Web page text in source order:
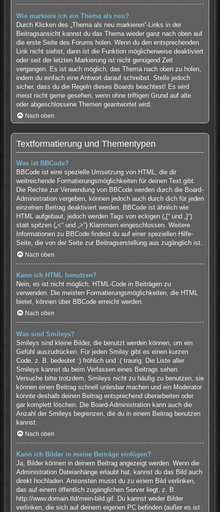
Wie markiere ich ein Thema als neu?
Durch Klicken des „Thema als neu markieren“-Links in der
Beitragsansicht kannst du das Thema wieder ganz nach oben auf
die erste Seite des Forums holen. Wenn du den entsprechenden
Link nicht siehst, dann ist die Funktion möglicherweise deaktiviert
oder seit der letzten Markierung ist nicht genügend Zeit
vergangen. Es ist auch möglich, das Thema nach oben zu holen,
indem du einfach eine Antwort darauf schreibst. Stelle jedoch
sicher, dass du die Regeln dieses Boards beachtest! Es wird
meist nicht gerne gesehen, wenn ohne triftigen Grund auf alte
oder abgeschlossene Themen geantwortet wird.
Nach oben
Textformatierung und Thementypen
Was ist BBCode?
BBCode ist eine spezielle Umsetzung von HTML, die dir
weitreichende Formatierungsmöglichkeiten für deinen Text gibt.
Die Rechte zur Verwendung von BBCode werden durch die Board-
Administration vergeben, können jedoch auch durch dich für jeden
einzelnen Beitrag deaktiviert werden. BBCode ist ähnlich wie
HTML aufgebaut, jedoch werden Tags von eckigen („[“ und „]“)
statt spitzen („<“ und „>“) Klammern eingeschlossen. Weitere
Informationen zu BBCode findest du auf einer speziellen Hilfe-
Seite, die von der Seite zur Beitragserstellung aus zugänglich ist.
Nach oben
Kann ich HTML benutzen?
Nein, es ist nicht möglich, HTML-Code in Beiträgen zu
verwenden. Die meisten Formatierungsmöglichkeiten, die HTML
bietet, können über BBCode erreicht werden.
Nach oben
Was sind Smileys?
Smileys sind kleine Bilder, die benutzt werden können, um ein
Gefühl auszudrücken. Für jeden Smiley gibt es einen kurzen
Code, z. B. bedeutet :) fröhlich und :( traurig. Die Liste aller
Smileys kannst du beim Verfassen eines Beitrags sehen.
Versuche bitte trotzdem, Smileys nicht zu häufig zu benutzen, sie
können einen Beitrag schnell unlesbar machen und ein Moderator
könnte deshalb deinen Beitrag entsprechend überarbeiten oder
gar komplett löschen. Die Board-Administration kann auch die
Anzahl der Smileys begrenzen, die du in einem Beitrag benutzen
kannst.
Nach oben
Kann ich Bilder in meine Beiträge einfügen?
Ja, Bilder können in deinem Beitrag angezeigt werden. Wenn die
Administration Dateianhänge erlaubt hat, kannst du das Bild auch
direkt hochladen. Ansonsten musst du zu einem Bild verlinken,
das auf einem öffentlich zugänglichen Server liegt, z. B.
http://www.domain.tld/mein-bild.gif. Du kannst weder Bilder
verlinken, die sich auf deinem eigenen PC befinden (außer es ist